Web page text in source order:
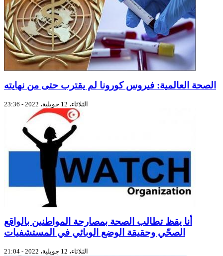
الصحة العالمية: فيروس كورونا لم يقترب حتى من نهايته
الثلاثاء، 12 جويلية، 2022 - 23:36
أنا يقظ تطالب الصحة بمصارحة المواطنين بالواقع
الصحّي وحقيقة الوضع الوبائي في المستشفيات
الثلاثاء، 12 جويلية، 2022 - 21:04